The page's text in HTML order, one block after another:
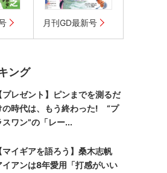
月刊GD最新号
ング
プレゼント】ピンまでを測るだ
の時代は、もう終わった! “プ
スワン”の「レー...
マイギアを語ろう】桑木志帆
イアンは8年愛用「打感がいい